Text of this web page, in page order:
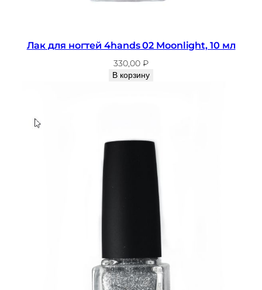
Лак для ногтей 4hands 02 Moonlight, 10 мл
330,00 ₽
В корзину